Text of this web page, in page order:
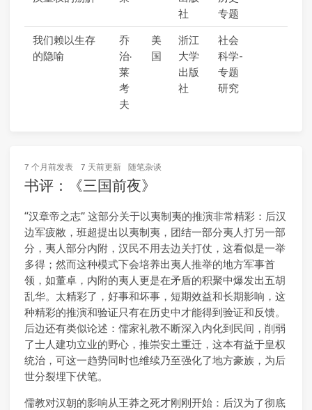
社
专题
我们赖以生存
的隐喻
乔
治·
莱
考
夫
美
国
浙江
大学
出版
社
社会
科学-
专题
研究
7 个月前发表 7 天前更新 随笔杂谈
书评：《三国前夜》
“汉章帝之志” 这部分关于以夷制夷的推演非常精彩：后汉
边军疲敝，班超提出以夷制夷，团结一部分夷人打另一部
分，夷人部分内附，汉民不用去边关打仗，这看似是一举
多得；然而这种模式下会培养出夷人推举的地方军事首
领，如董卓，内附的夷人更是在矛盾的积聚中爆发出五胡
乱华。太精彩了，好事和坏事，短期效益和长期影响，这
种精彩的推演和验证只有在历史中才能得到验证和反馈。
后边还有类似论述：儒家礼教不断深入内化到民间，削弱
了士人建功立业的野心，推崇安土重迁，这本有益于皇权
统治，可这一趋势同时也维续乃至强化了地方豪族，为后
世分裂埋下伏笔。
儒教对汉朝的影响从王莽之死才刚刚开始：后汉为了彻底